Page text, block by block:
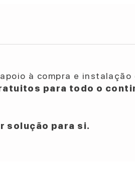
à compra e instalação
para todo o
solução para si.